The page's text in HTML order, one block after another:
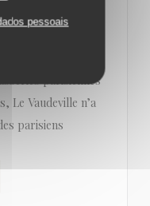
pessoais
de
parisiennes
Le Vaudeville n’a
parisiens
NOVA JANELA))